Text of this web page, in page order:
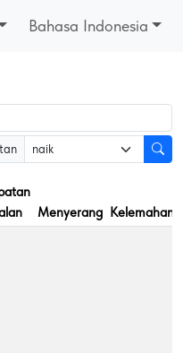
Bahasa Indonesia
Menyerang Kelemahan